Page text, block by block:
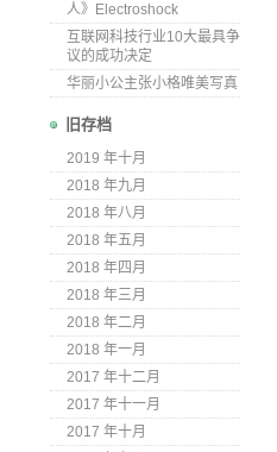
人》Electroshock
互联网科技行业10大最具争
议的成功决定
华丽小公主张小格唯美写真
旧存档
2019 年十月
2018 年九月
2018 年八月
2018 年五月
2018 年四月
2018 年三月
2018 年二月
2018 年一月
2017 年十二月
2017 年十一月
2017 年十月